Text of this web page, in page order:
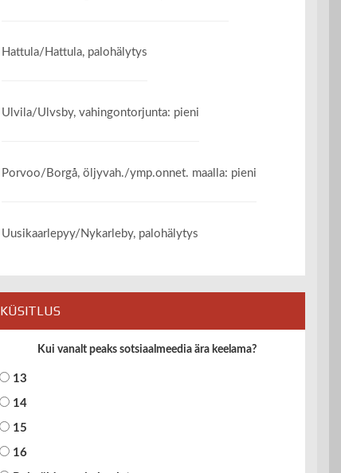
Hattula/Hattula, palohälytys
Ulvila/Ulvsby, vahingontorjunta: pieni
Porvoo/Borgå, öljyvah./ymp.onnet. maalla: pieni
Uusikaarlepyy/Nykarleby, palohälytys
KÜSITLUS
Kui vanalt peaks sotsiaalmeedia ära keelama?
13
14
15
16